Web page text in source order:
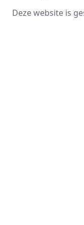
Deze website is